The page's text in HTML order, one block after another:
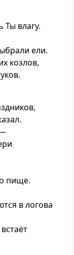
влагу.
ели.
козлов,
пище.
в логова